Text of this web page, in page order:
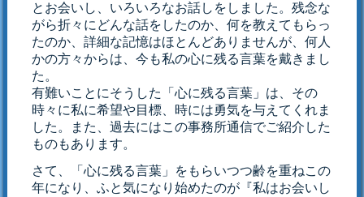
とお会いし、いろいろなお話しをしました。残念な
がら折々にどんな話をしたのか、何を教えてもらっ
たのか、詳細な記憶はほとんどありませんが、何人
かの方々からは、今も私の心に残る言葉を戴きまし
た。
有難いことにそうした「心に残る言葉」は、その
時々に私に希望や目標、時には勇気を与えてくれま
した。また、過去にはこの事務所通信でご紹介した
ものもあります。
さて、「心に残る言葉」をもらいつつ齢を重ねこの
年になり、ふと気になり始めたのが『私はお会いし